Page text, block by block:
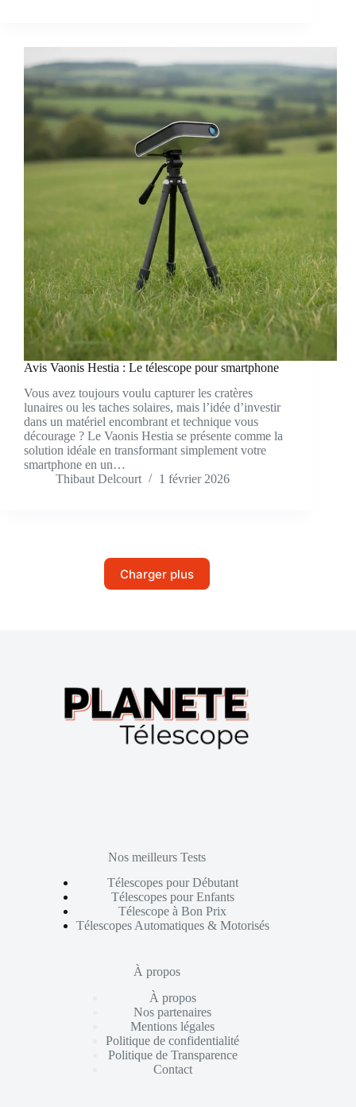
Avis Vaonis Hestia : Le télescope pour smartphone
Vous avez toujours voulu capturer les cratères
lunaires ou les taches solaires, mais l’idée d’investir
dans un matériel encombrant et technique vous
décourage ? Le Vaonis Hestia se présente comme la
solution idéale en transformant simplement votre
smartphone en un…
Thibaut Delcourt
1 février 2026
Charger plus
Nos meilleurs Tests
Télescopes pour Débutant
Télescopes pour Enfants
Télescope à Bon Prix
Télescopes Automatiques & Motorisés
À propos
À propos
Nos partenaires
Mentions légales
Politique de confidentialité
Politique de Transparence
Contact